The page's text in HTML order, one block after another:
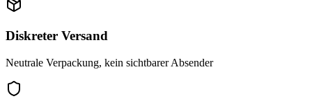
Diskreter Versand
Neutrale Verpackung, kein sichtbarer Absender